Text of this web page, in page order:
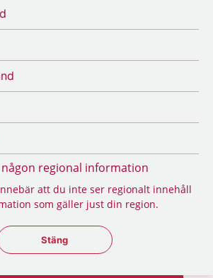
någon regional information
att du inte ser regionalt innehåll
som gäller just din region.
Stäng regionsväljaren
Stäng